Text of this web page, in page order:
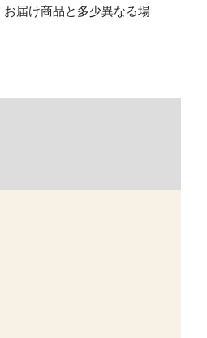
届け商品と多少異なる場